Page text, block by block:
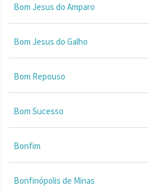
Bom Jesus do Amparo
Bom Jesus do Galho
Bom Repouso
Bom Sucesso
Bonfim
Bonfinópolis de Minas